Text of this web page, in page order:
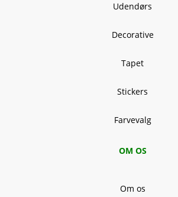
Udendørs
Decorative
Tapet
Stickers
Farvevalg
OM OS
Om os